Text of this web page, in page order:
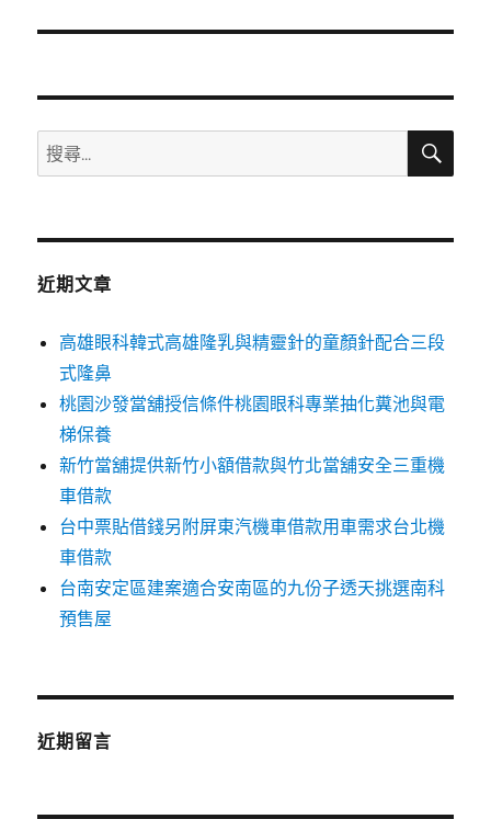
文
搜
尋
鍵
搜
近期文章
高雄眼科韓式高雄隆乳與精靈針的童顏針配合三段
式隆鼻
桃園沙發當舖授信條件桃園眼科專業抽化糞池與電
梯保養
新竹當舖提供新竹小額借款與竹北當舖安全三重機
車借款
台中票貼借錢另附屏東汽機車借款用車需求台北機
車借款
台南安定區建案適合安南區的九份子透天挑選南科
預售屋
近期留言